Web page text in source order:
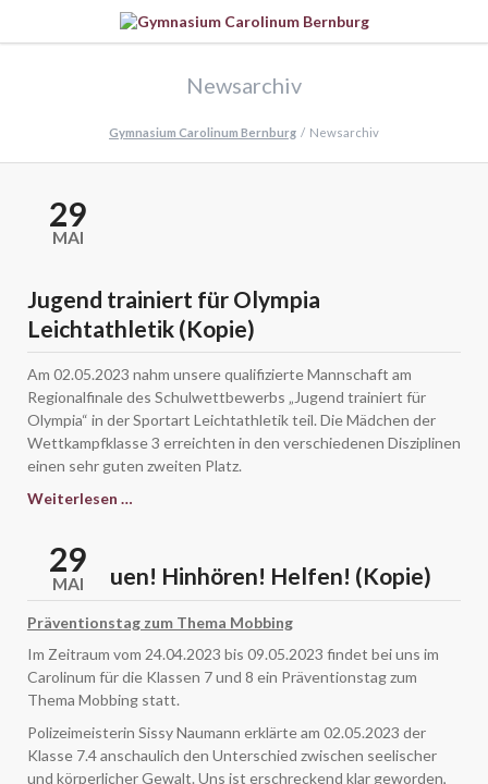
Newsarchiv
Gymnasium Carolinum Bernburg Newsarchiv
29
MAI
Jugend trainiert für Olympia
Leichtathletik (Kopie)
Am 02.05.2023 nahm unsere qualifizierte Mannschaft am
Regionalfinale des Schulwettbewerbs „Jugend trainiert für
Olympia“ in der Sportart Leichtathletik teil. Die Mädchen der
Wettkampfklasse 3 erreichten in den verschiedenen Disziplinen
einen sehr guten zweiten Platz.
Weiterlesen …
Olympia
Leichtathletik
29
MAI
Hinschauen! Hinhören! Helfen! (Kopie)
Präventionstag zum Thema Mobbing
Im Zeitraum vom 24.04.2023 bis 09.05.2023 findet bei uns im
Carolinum für die Klassen 7 und 8 ein Präventionstag zum
Thema Mobbing statt.
Polizeimeisterin Sissy Naumann erklärte am 02.05.2023 der
Klasse 7.4 anschaulich den Unterschied zwischen seelischer
und körperlicher Gewalt. Uns ist erschreckend klar geworden,